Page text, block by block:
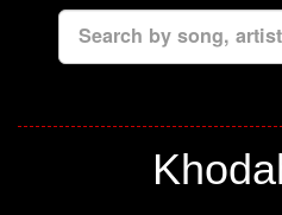
Search by song,